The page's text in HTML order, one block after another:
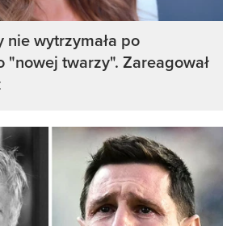
nie wytrzymała po
"nowej twarzy". Zareagował